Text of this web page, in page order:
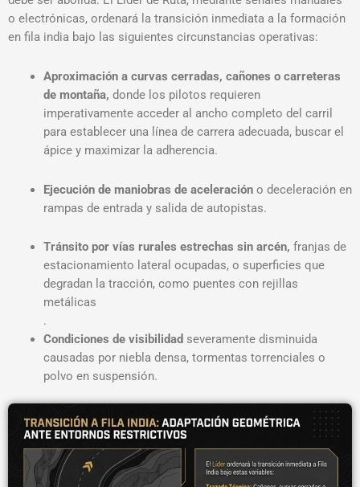
o electrónicas, ordenará la transición inmediata a la formación
en fila india bajo las siguientes circunstancias operativas:
Aproximación a curvas cerradas, cañones o carreteras
de montaña, donde los pilotos requieren
imperativamente acceder al ancho completo del carril
para establecer una línea de carrera adecuada, buscar el
ápice y maximizar la adherencia.
Ejecución de maniobras de aceleracióno deceleración en
rampas de entrada y salida de autopistas.
Tránsito por vías rurales estrechas sin arcén, franjas de
estacionamiento lateral ocupadas, o superficies que
degradan la tracción, como puentes con rejillas
metálicas
.
Condiciones de visibilidad severamente disminuida
causadas por niebla densa, tormentas torrenciales o
polvo en suspensión.